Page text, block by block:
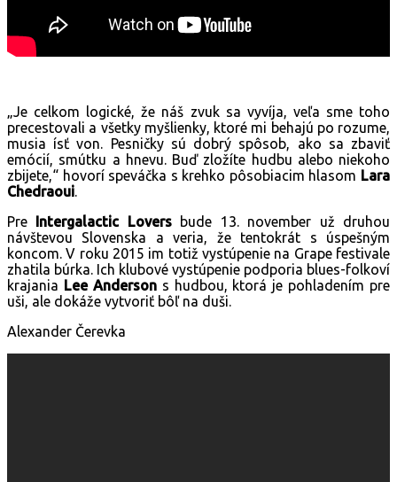
„Je celkom logické, že náš zvuk sa vyvíja, veľa sme toho
precestovali a všetky myšlienky, ktoré mi behajú po rozume,
musia ísť von. Pesničky sú dobrý spôsob, ako sa zbaviť
emócií, smútku a hnevu. Buď zložíte hudbu alebo niekoho
zbijete,“ hovorí speváčka s krehko pôsobiacim hlasom Lara
Chedraoui.
Pre Intergalactic Loversbude 13. november už druhou
návštevou Slovenska a veria, že tentokrát s úspešným
koncom. V roku 2015 im totiž vystúpenie na Grape festivale
zhatila búrka. Ich klubové vystúpenie podporia blues-folkoví
krajania Lee Andersons hudbou, ktorá je pohladením pre
uši, ale dokáže vytvoriť bôľ na duši.
Alexander Čerevka